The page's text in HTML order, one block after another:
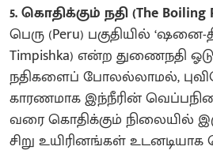
5. கொதிக்கும் நதி (The Boiling
பெரு (Peru) பகுதியில் ‘ஷனை-
Timpishka) என்ற துணைநதி
நதிகளைப் போலல்லாமல்,
காரணமாக இந்நீரின் வெப்பநிலை
வரை கொதிக்கும் நிலையில்
சிறு உயிரினங்கள் உடனடியாக